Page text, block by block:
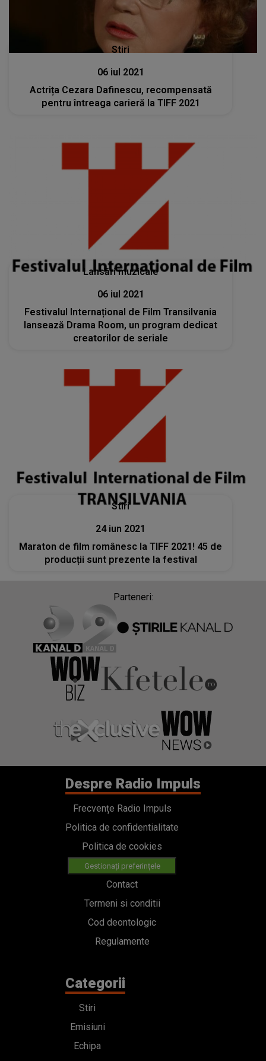
Stiri
06 iul 2021
Actrița Cezara Dafinescu, recompensată
pentru întreaga carieră la TIFF 2021
Lansări muzicale
06 iul 2021
Festivalul Internațional de Film Transilvania
lansează Drama Room, un program dedicat
creatorilor de seriale
Stiri
24 iun 2021
Maraton de film românesc la TIFF 2021! 45 de
producții sunt prezente la festival
Parteneri:
Despre Radio Impuls
Frecvențe Radio Impuls
Politica de confidentialitate
Politica de cookies
Gestionați preferințele
Contact
Termeni si conditii
Cod deontologic
Regulamente
Categorii
Stiri
Emisiuni
Echipa